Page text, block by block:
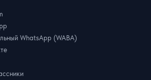
WhatsApp (WABA)